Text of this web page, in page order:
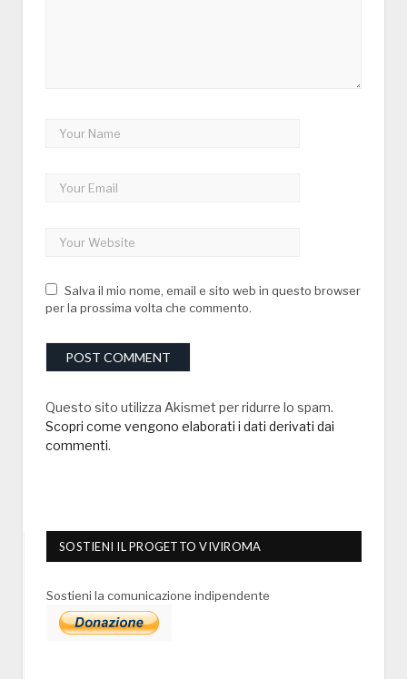
Salva il mio nome, email e sito web in questo browser
per la prossima volta che commento.
Questo sito utilizza Akismet per ridurre lo spam.
Scopri come vengono elaborati i dati derivati dai
commenti.
SOSTIENI IL PROGETTO VIVIROMA
Sostieni la comunicazione indipendente